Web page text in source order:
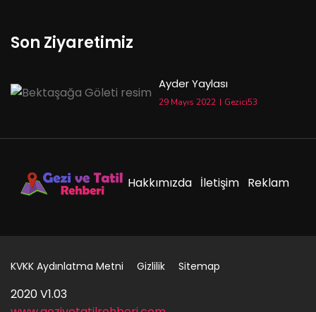
Son Ziyaretimiz
Ayder Yaylası
29 Mayıs 2022 Gezici53
Hakkımızda İletişim Reklam
KVKK Aydınlatma Metni Gizlilik Sitemap
2020 V1.03